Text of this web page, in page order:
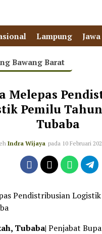
Lampung
Bawang Barat
Melepas
Pemilu
Tubaba
Indra Wijaya pada 10 Februari
Pendistribusian
Tubaba| Penjabat